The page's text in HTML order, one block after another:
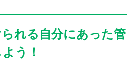
れる自分にあった管
う！